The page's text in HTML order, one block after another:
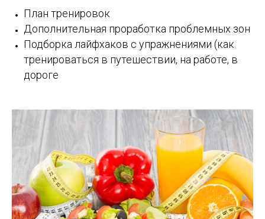
План тренировок
Дополнительная проработка проблемных зон
Подборка лайфхаков с упражнениями (как
тренироваться в путешествии, на работе, в
дороге